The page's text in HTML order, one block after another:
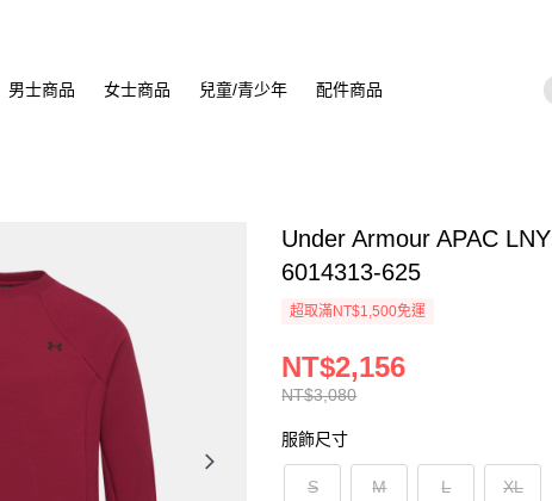
男士商品 女士商品 兒童/青少年 配件商品
Under Armour APAC
6014313-625
超取滿NT$1,500免運
NT$3,080
NT$2,156
服飾尺寸
S M L XL